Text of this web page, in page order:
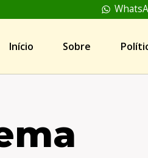
Início Sobre